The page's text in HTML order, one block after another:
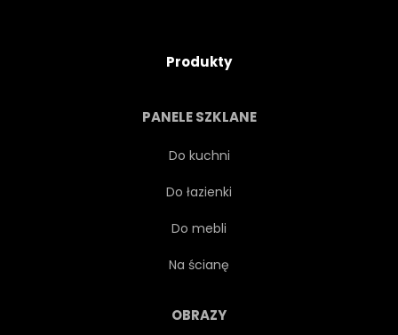
Produkty
PANELE SZKLANE
Do kuchni
Do łazienki
Do mebli
Na ścianę
OBRAZY